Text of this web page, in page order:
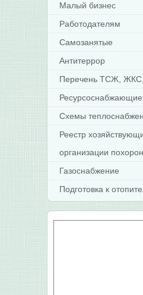
Малый бизнес
Работодателям
Самозанятые
Антитеррор
Перечень ТСЖ,
Ресурсоснабжающие
Схемы
Реестр
организации похорон
Газоснабжение
Подготовка к